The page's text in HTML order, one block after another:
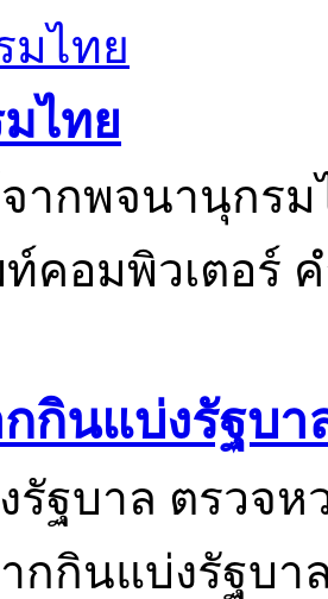
ไทย
ากพจนานุกรม
คอมพิวเตอร์
กินแบ่งรัฐบา
รัฐบาล ตรวจ
กกินแบ่งรัฐบา